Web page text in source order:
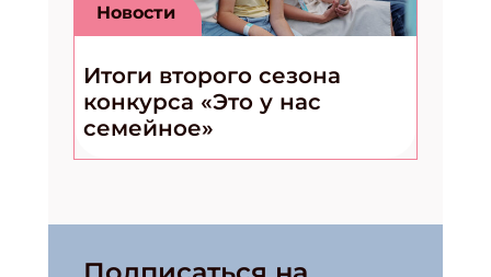
Новости
Итоги второго сезона
конкурса «Это у нас
семейное»